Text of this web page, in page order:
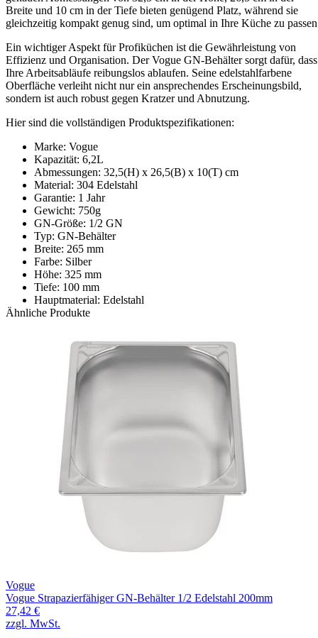
Breite und 10 cm in der Tiefe bieten genügend Platz, während sie
gleichzeitig kompakt genug sind, um optimal in Ihre Küche zu
Ein wichtiger Aspekt für Profiküchen ist die Gewährleistung von
Effizienz und Organisation. Der Vogue GN-Behälter sorgt dafür, dass
Ihre Arbeitsabläufe reibungslos ablaufen. Seine edelstahlfarbene
Oberfläche verleiht nicht nur ein ansprechendes Erscheinungsbild,
sondern ist auch robust gegen Kratzer und Abnutzung.
Hier sind die vollständigen Produktspezifikationen:
Marke: Vogue
Kapazität: 6,2L
Abmessungen: 32,5(H) x 26,5(B) x 10(T) cm
Material: 304 Edelstahl
Garantie: 1 Jahr
Gewicht: 750g
GN-Größe: 1/2 GN
Typ: GN-Behälter
Breite: 265 mm
Farbe: Silber
Höhe: 325 mm
Tiefe: 100 mm
Hauptmaterial: Edelstahl
Ähnliche Produkte
Vogue
Vogue Strapazierfähiger GN-Behälter 1/2 Edelstahl 200mm
27,42 €
zzgl. MwSt.